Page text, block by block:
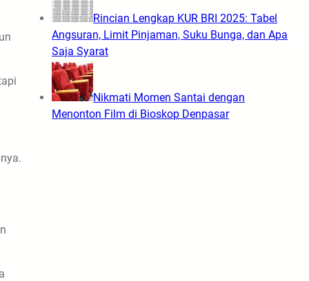
Rincian Lengkap KUR BRI 2025: Tabel
Angsuran, Limit Pinjaman, Suku Bunga, dan Apa
Saja Syarat
Nikmati Momen Santai dengan
Menonton Film di Bioskop Denpasar